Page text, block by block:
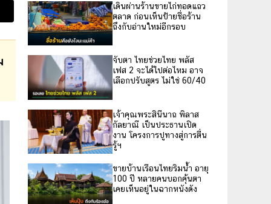
เดินผ่านร้านขายไก่ทอดแถว
ตลาด ก่อนเห็นป้ายชื่อร้าน
ถึงกับอ่านใหม่อีกรอบ
จับตา ไทยช่วยไทย พลัส
เฟส 2 จะได้ไปต่อไหม อาจ
เลือกปรับสูตร ไม่ใช่ 60/40
เจ้าคุณพระสินีนาถ พิลาส
กัลยาณี เป็นประธานเปิด
งาน โครงการปูทางสู่การตื่น
รู้ฯ
ขายบ้านเรือนไทยริมน้ำ อายุ
100 ปี หลายคนบอกคุ้นตา
เคยเห็นอยู่ในฉากหนังดัง